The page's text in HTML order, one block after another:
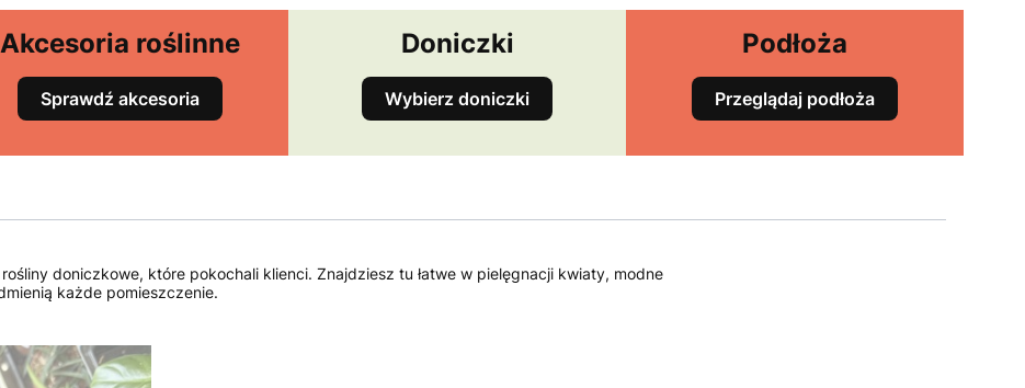
Akcesoria roślinne
Sprawdź akcesoria
Doniczki
Wybierz doniczki
Podłoża
Przeglądaj podłoża
doniczkowe, które pokochali klienci. Znajdziesz tu łatwe w pielęgnacji kwiaty, modne
każde pomieszczenie.